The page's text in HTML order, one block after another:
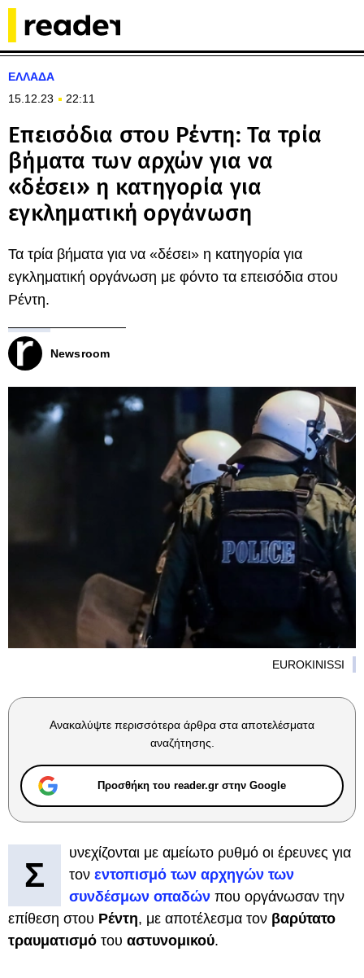
ΕΛΛΑΔΑ
15.12.23
22:11
Επεισόδια στου Ρέντη: Τα τρία
βήματα των αρχών για να
«δέσει» η κατηγορία για
εγκληματική οργάνωση
Τα τρία βήματα για να «δέσει» η κατηγορία για
εγκληματική οργάνωση με φόντο τα επεισόδια στου
Ρέντη.
Newsroom
EUROKINISSI
Ανακαλύψτε περισσότερα άρθρα στα αποτελέσματα
αναζήτησης.
Προσθήκη του reader.gr στην Google
Σ
υνεχίζονται με αμείωτο ρυθμό οι έρευνες για
τον εντοπισμό των αρχηγών των
συνδέσμων οπαδών που οργάνωσαν την
επίθεση στου Ρέντη, με αποτέλεσμα τον βαρύτατο
τραυματισμό του αστυνομικού.